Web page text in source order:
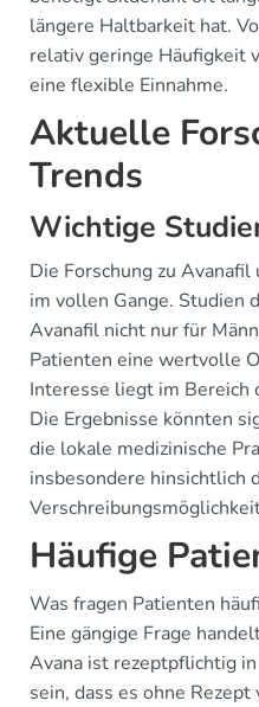
längere Haltbarkeit hat.
relativ geringe Häufigkeit
eine flexible Einnahme.
Aktuelle
Trends
Wichtige
Die Forschung zu
im vollen Gange. Studien
Avanafil nicht nur für
Patienten eine wertvolle
Interesse liegt im Bereich
Die Ergebnisse könnten
die lokale medizinische
insbesondere hinsichtlich
Häufige
Was fragen Patienten
Eine gängige Frage
Avana ist rezeptpflichtig
sein, dass es ohne